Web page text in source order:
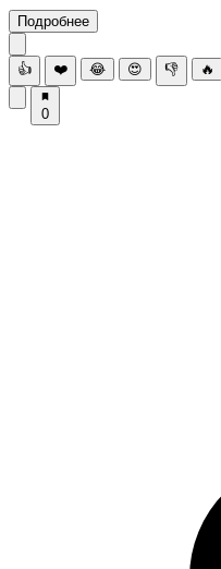
Подробнее
👍 ❤️ 😂 😍 👎 🔥
0